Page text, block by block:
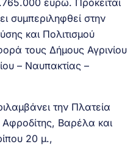
συμπεριληφθεί στην
και Πολιτισμού
τους Δήμους Αγρινίου
– Ναυπακτίας –
την Πλατεία
Βαρέλα και
20 μ.,